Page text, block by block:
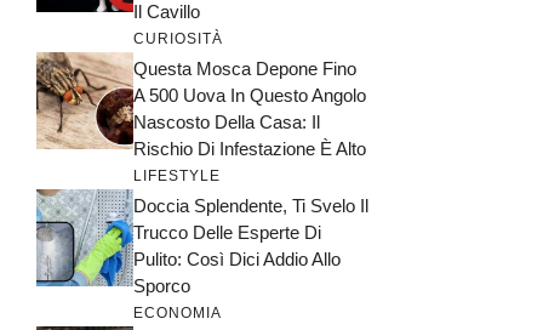
Il Cavillo
CURIOSITÀ
Questa Mosca Depone Fino
A 500 Uova In Questo Angolo
Nascosto Della Casa: Il
Rischio Di Infestazione È Alto
LIFESTYLE
Doccia Splendente, Ti Svelo Il
Trucco Delle Esperte Di
Pulito: Così Dici Addio Allo
Sporco
ECONOMIA